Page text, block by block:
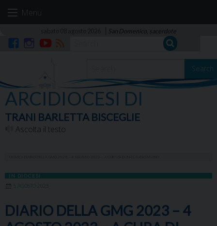
Menu
San Domenico, sacerdote
Search
ARCIDIOCESI DI
TRANI BARLETTA BISCEGLIE
Ascolta il testo
IN DIOCESI
5 AGOSTO 2023
DIARIO DELLA GMG 2023 – 4